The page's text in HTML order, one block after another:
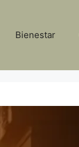
Bienestar